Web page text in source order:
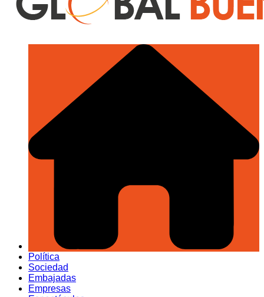
Política
Sociedad
Embajadas
Empresas